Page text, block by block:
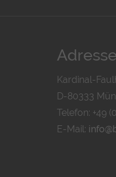
Adresse
Kardinal-
D-80333
Telefon: +49
E-Mail: